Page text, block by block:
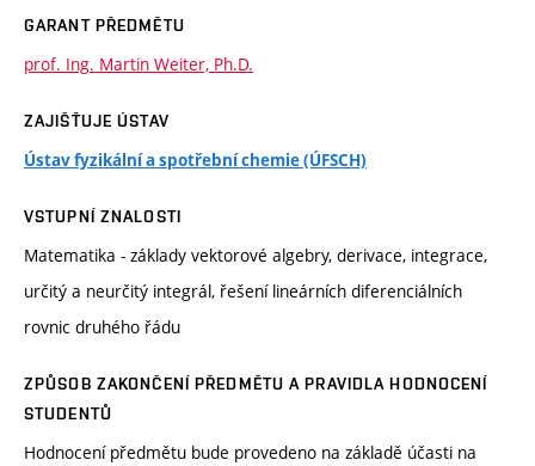
GARANT PŘEDMĚTU
prof. Ing. Martin Weiter, Ph.D.
ZAJIŠŤUJE ÚSTAV
Ústav fyzikální a spotřební chemie (ÚFSCH)
VSTUPNÍ ZNALOSTI
Matematika - základy vektorové algebry, derivace, integrace,
určitý a neurčitý integrál, řešení lineárních diferenciálních
rovnic druhého řádu
ZPŮSOB ZAKONČENÍ PŘEDMĚTU A PRAVIDLA HODNOCENÍ
STUDENTŮ
Hodnocení předmětu bude provedeno na základě účasti na